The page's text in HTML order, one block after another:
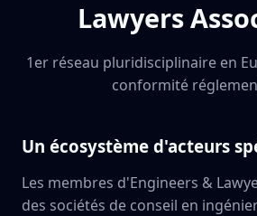
Lawyers
1er réseau pluridisciplinaire en
conformité
Un écosystème d'acteurs
Les membres d'Engineers &
des sociétés de conseil en